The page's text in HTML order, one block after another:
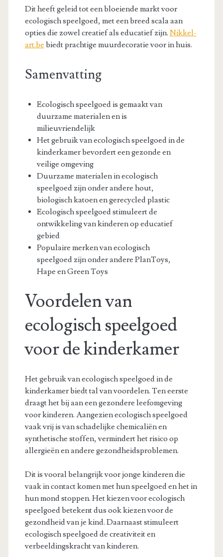
Dit heeft geleid tot een bloeiende markt voor
ecologisch speelgoed, met een breed scala aan
opties die zowel creatief als educatief zijn. Nikkel-
art.be biedt prachtige muurdecoratie voor in huis.
Samenvatting
Ecologisch speelgoed is gemaakt van
duurzame materialen en is
milieuvriendelijk
Het gebruik van ecologisch speelgoed in de
kinderkamer bevordert een gezonde en
veilige omgeving
Duurzame materialen in ecologisch
speelgoed zijn onder andere hout,
biologisch katoen en gerecycled plastic
Ecologisch speelgoed stimuleert de
ontwikkeling van kinderen op educatief
gebied
Populaire merken van ecologisch
speelgoed zijn onder andere PlanToys,
Hape en Green Toys
Voordelen van
ecologisch speelgoed
voor de kinderkamer
Het gebruik van ecologisch speelgoed in de
kinderkamer biedt tal van voordelen. Ten eerste
draagt het bij aan een gezondere leefomgeving
voor kinderen. Aangezien ecologisch speelgoed
vaak vrij is van schadelijke chemicaliën en
synthetische stoffen, vermindert het risico op
allergieën en andere gezondheidsproblemen.
Dit is vooral belangrijk voor jonge kinderen die
vaak in contact komen met hun speelgoed en het in
hun mond stoppen. Het kiezen voor ecologisch
speelgoed betekent dus ook kiezen voor de
gezondheid van je kind. Daarnaast stimuleert
ecologisch speelgoed de creativiteit en
verbeeldingskracht van kinderen.